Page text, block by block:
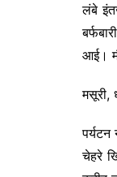
लंबे
आई।
मसूरी,
पर्यटन
चेहरे